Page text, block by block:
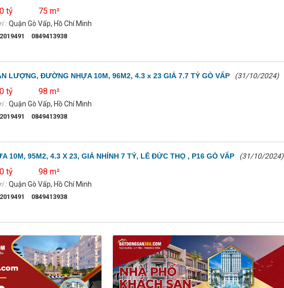
tỷ 75 m²
: Quận Gò Vấp, Hồ Chí Minh
0849413938
LƯỢNG, ĐƯỜNG NHỰA 10M, 96M2, 4.3 x 23 GIÁ 7.7 TỶ GÒ VẤP (31/10/2024)
tỷ 98 m²
: Quận Gò Vấp, Hồ Chí Minh
0849413938
10M, 95M2, 4.3 X 23, GIÁ NHỈNH 7 TỶ, LÊ ĐỨC THỌ , P16 GÒ VẤP (31/10/2024)
tỷ 98 m²
: Quận Gò Vấp, Hồ Chí Minh
0849413938